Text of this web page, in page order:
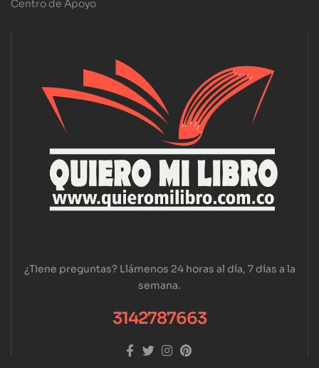
Centro de Apoyo
¿Tiene preguntas? Llámenos 24 horas al día, 7 días a la
semana.
3142787663